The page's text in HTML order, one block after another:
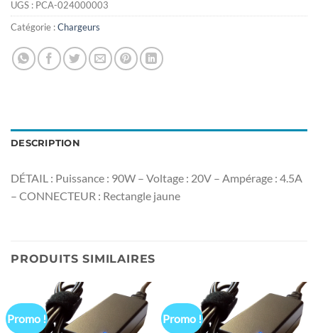
UGS : PCA-024000003
Catégorie :Chargeurs
DESCRIPTION
DÉTAIL : Puissance : 90W – Voltage : 20V – Ampérage : 4.5A
– CONNECTEUR : Rectangle jaune
PRODUITS SIMILAIRES
Promo ! Promo !